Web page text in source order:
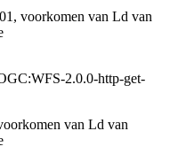
voorkomen van Ld van
2.0.0-http-get-
van Ld van